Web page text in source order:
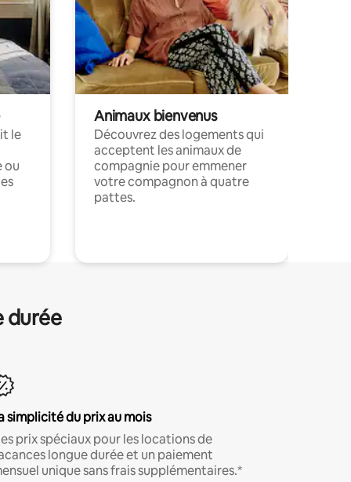
le
ou
Animaux bienvenus
Découvrez des logements qui
acceptent les animaux de
compagnie pour emmener
votre compagnon à quatre
pattes.
durée
simplicité du prix au mois
prix spéciaux pour les locations de
longue durée et un paiement
unique sans frais supplémentaires.*